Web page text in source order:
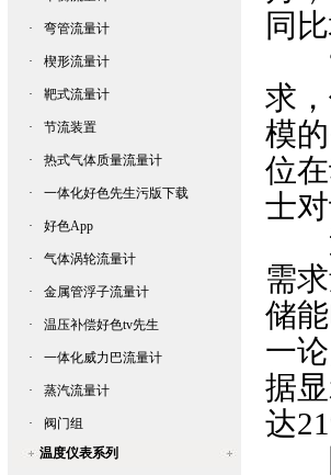
· 弯管流量计
· 楔形流量计
· 靶式流量计
· 节流装置
· 热式气体质量流量计
· 一体化好色先生污版下载
· 好色App
· 气体涡轮流量计
· 金属管浮子流量计
· 温压补偿好色tv先生
· 一体化威力巴流量计
· 蒸汽流量计
·
阀门组
温度仪表系列
同比
“
求
模的
位
士对
近
需求
储
一论
据显
达
除